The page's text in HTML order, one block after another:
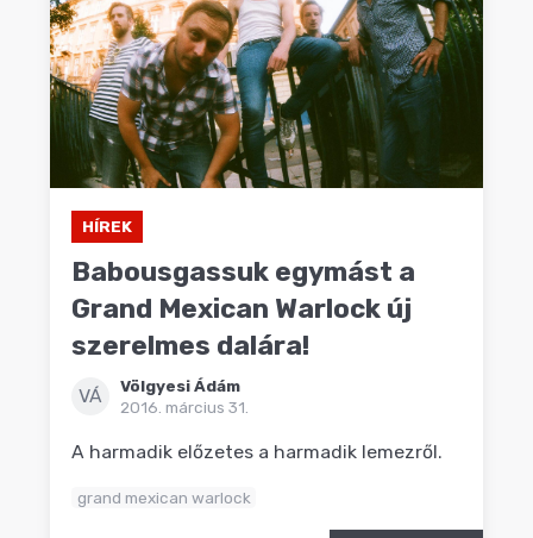
HÍREK
Babousgassuk egymást a
Grand Mexican Warlock új
szerelmes dalára!
VÁ
Völgyesi Ádám
2016. március 31.
A harmadik előzetes a harmadik lemezről.
grand mexican warlock